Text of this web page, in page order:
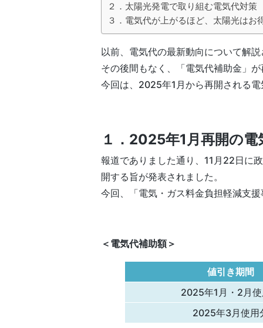
２．太陽光発電で取り組む電気代対策
３．電気代が上がるほど、太陽光はお
以前、電気代の最新動向について解
その後間もなく、「電気代補助金」
今回は、2025年1月から再開される
１． 2025年1月再開の電
報道でありました通り、11月22日に
開する旨が発表されました。
今回、「電気・ガス料金負担軽減支
＜電気代補助額＞
値引き期間
2025年1月・2月
2025年3月使用